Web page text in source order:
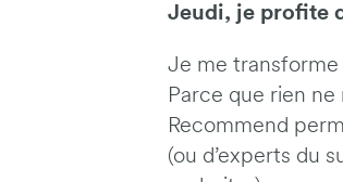
Jeudi, je profite
Je me transforme
Parce que rien ne
Recommend
(ou d’experts du